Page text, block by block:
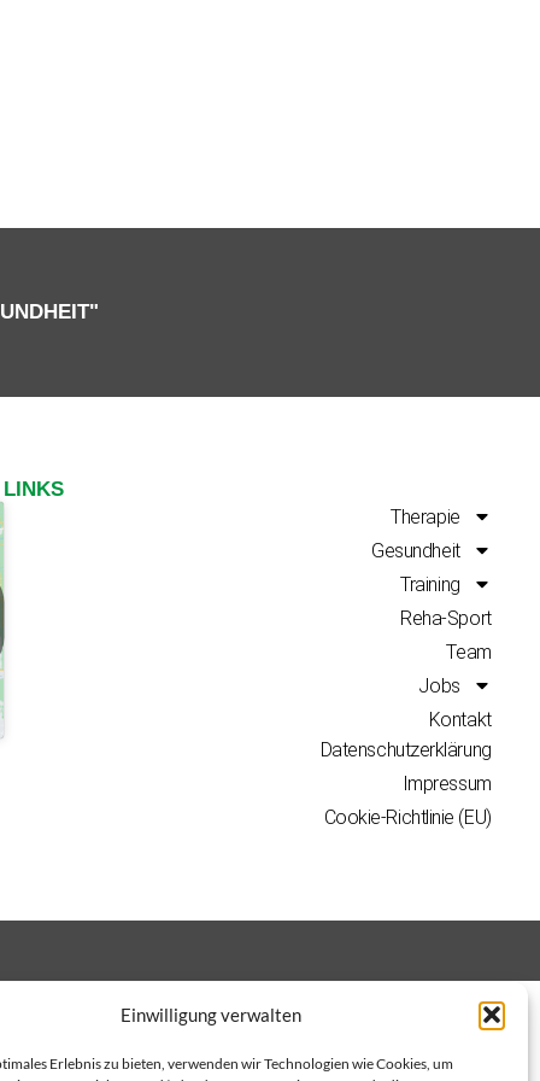
Einwilligung verwalten
Erlebnis zu bieten, verwenden wir Technologien wie Cookies, um
LINKS
Therapie
Gesundheit
Training
Reha-Sport
Team
Jobs
Kontakt
Datenschutzerklärung
Impressum
Cookie-Richtlinie (EU)